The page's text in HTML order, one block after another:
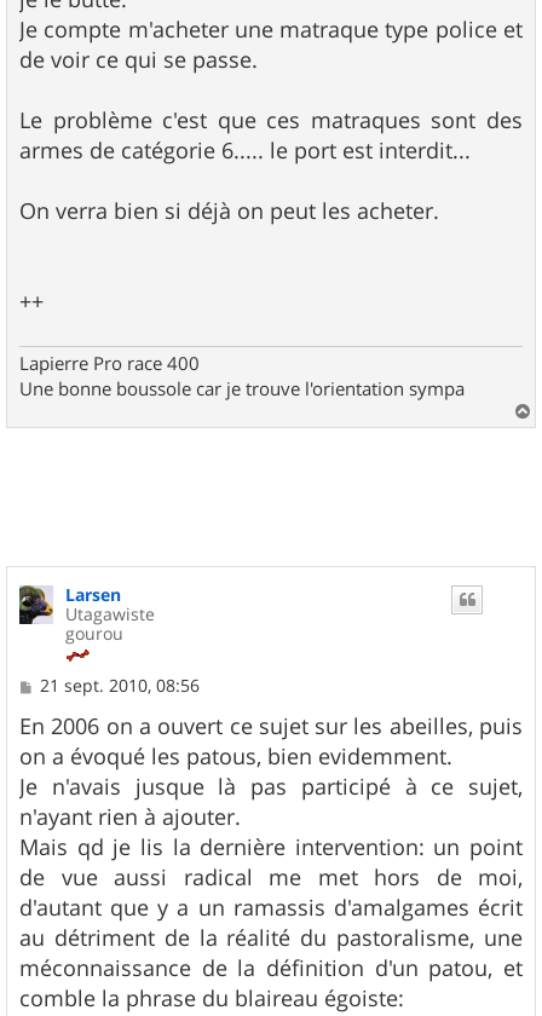
Je compte m'acheter une matraque type police et
de voir ce qui se passe.
Le problème c'est que ces matraques sont des
armes de catégorie 6..... le port est interdit...
On verra bien si déjà on peut les acheter.
++
Lapierre Pro race 400
Une bonne boussole car je trouve l'orientation sympa
a
Larsen
Utagawiste
gourou
M
s
s
a
g
e
21 sept. 2010, 08:56
En 2006 on a ouvert ce sujet sur les abeilles, puis
on a évoqué les patous, bien evidemment.
Je n'avais jusque là pas participé à ce sujet,
n'ayant rien à ajouter.
Mais qd je lis la dernière intervention: un point
de vue aussi radical me met hors de moi,
d'autant que y a un ramassis d'amalgames écrit
au détriment de la réalité du pastoralisme, une
méconnaissance de la définition d'un patou, et
comble la phrase du blaireau égoiste: